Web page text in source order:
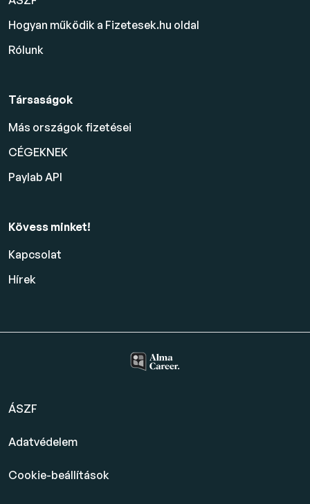
Hogyan működik a Fizetesek.hu oldal
Rólunk
Társaságok
Más országok fizetései
CÉGEKNEK
Paylab API
Kövess minket!
Kapcsolat
Hírek
ÁSZF
Adatvédelem
Cookie-beállítások